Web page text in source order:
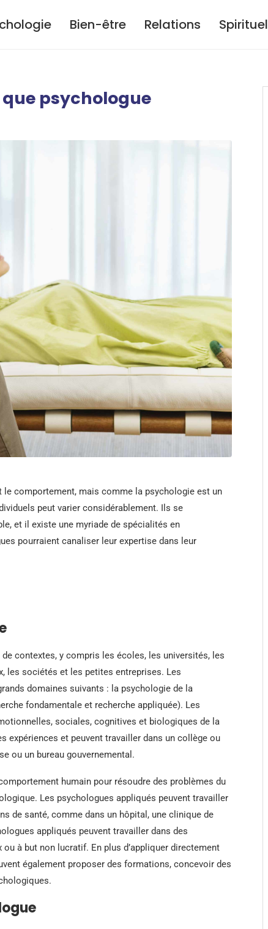
Bien-être Relations Spirituel
psychologue
le comportement, mais comme la psychologie est un
peut varier considérablement. Ils se
et il existe une myriade de spécialités en
pourraient canaliser leur expertise dans leur
contextes, y compris les écoles, les universités, les
les sociétés et les petites entreprises. Les
domaines suivants : la psychologie de la
fondamentale et recherche appliquée). Les
sociales, cognitives et biologiques de la
expériences et peuvent travailler dans un collège ou
ou un bureau gouvernemental.
humain pour résoudre des problèmes du
Les psychologues appliqués peuvent travailler
de santé, comme dans un hôpital, une clinique de
appliqués peuvent travailler dans des
à but non lucratif. En plus d’appliquer directement
également proposer des formations, concevoir des